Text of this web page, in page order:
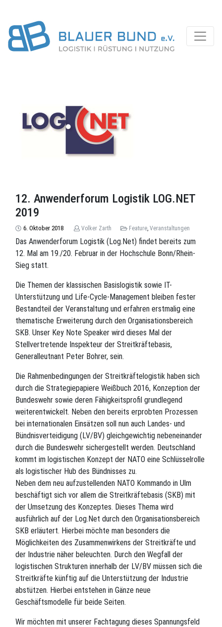
12. Anwenderforum Logistik LOG.NET
2019
6. Oktober 2018 Volker Zarth Feature,Veranstaltungen
Das Anwenderforum Logistik (Log.Net) findet bereits zum
12. Mal am 19./20. Februar in der Hochschule Bonn/Rhein-
Sieg statt.
Die Themen der klassischen Basislogistik sowie IT-
Unterstützung und Life-Cycle-Management bleiben fester
Bestandteil der Veranstaltung und erfahren erstmalig eine
thematische Erweiterung durch den Organisationsbereich
SKB. Unser Key Note Speaker wird dieses Mal der
Stellvertretende Inspekteur der Streitkräftebasis,
Generalleutnant Peter Bohrer, sein.
Die Rahmenbedingungen der Streitkräftelogistik haben sich
durch die Strategiepapiere Weißbuch 2016, Konzeption der
Bundeswehr sowie deren Fähigkeitsprofil grundlegend
weiterentwickelt. Neben den bereits erprobten Prozessen
bei internationalen Einsätzen soll nun auch Landes- und
Bündnisverteidigung (LV/BV) gleichgewichtig nebeneinander
durch die Bundeswehr sichergestellt werden. Deutschland
kommt im logistischen Konzept der NATO eine Schlüsselrolle
als logistischer Hub des Bündnisses zu.
Neben dem neu aufzustellenden NATO Kommando in Ulm
beschäftigt sich vor allem die Streitkräftebasis (SKB) mit
der Umsetzung des Konzeptes. Dieses Thema wird
ausführlich auf der Log.Net durch den Organisationsbereich
SKB erläutert. Hierbei möchte man besonders die
Möglichkeiten des Zusammenwirkens der Streitkräfte und
der Industrie näher beleuchten. Durch den Wegfall der
logistischen Strukturen innerhalb der LV/BV müssen sich die
Streitkräfte künftig auf die Unterstützung der Industrie
abstützen. Hierbei entstehen in Gänze neue
Geschäftsmodelle für beide Seiten.
Wir möchten mit unserer Fachtagung dieses Spannungsfeld